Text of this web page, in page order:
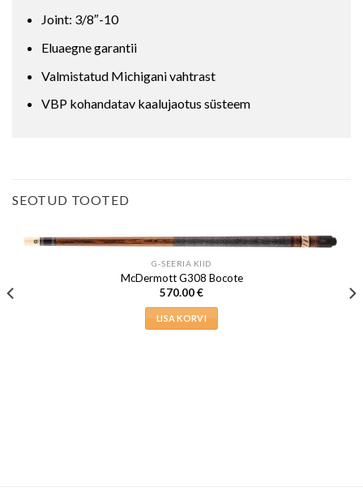
Joint: 3/8″-10
Eluaegne garantii
Valmistatud Michigani vahtrast
VBP kohandatav kaalujaotus süsteem
SEOTUD TOOTED
G-SEERIA KIID
McDermott G308 Bocote
570.00€
LISA KORVI